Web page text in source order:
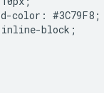
color: #3C79F8;
block;